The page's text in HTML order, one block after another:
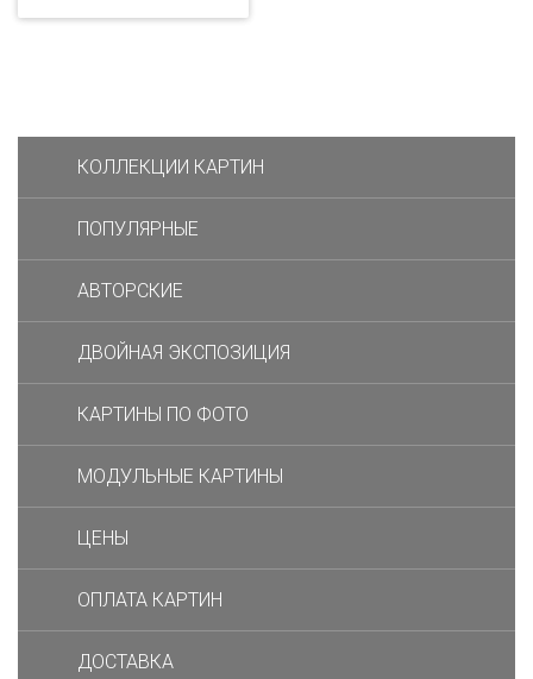
КОЛЛЕКЦИИ КАРТИН
ПОПУЛЯРНЫЕ
АВТОРСКИЕ
ДВОЙНАЯ ЭКСПОЗИЦИЯ
КАРТИНЫ ПО ФОТО
МОДУЛЬНЫЕ КАРТИНЫ
ЦЕНЫ
ОПЛАТА КАРТИН
ДОСТАВКА